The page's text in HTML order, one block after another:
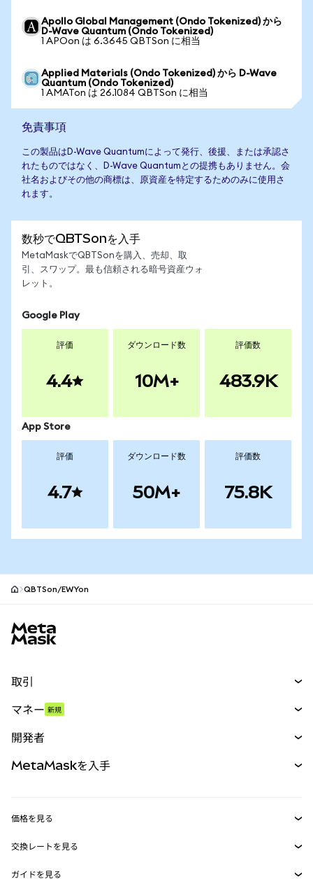
Apollo Global Management (Ondo Tokenized) から
D-Wave Quantum (Ondo Tokenized)
1 APOon は 6.3645 QBTSon に相当
Applied Materials (Ondo Tokenized) から D-Wave
Quantum (Ondo Tokenized)
1 AMATon は 26.1084 QBTSon に相当
免責事項
この製品はD-Wave Quantumによって発行、後援、または承認さ
れたものではなく、D-Wave Quantumとの提携もありません。会
社名およびその他の商標は、原資産を特定するためのみに使用さ
れます。
数秒でQBTSonを入手
MetaMaskでQBTSonを購入、売却、取
引、スワップ。最も信頼される暗号資産ウォ
レット。
Google Play
評価
4.4
ダウンロード数
10M+
評価数
483.9K
App Store
評価
4.7
ダウンロード数
50M+
評価数
75.8K
QBTSon/EWYon
取引
パーペチュアル
RWA
マネー 新規
開発者
MetaMask Connect
MetaMaskを入手
価格を見る
イーサリアムの価格
Solanaの価格
交換レートを見る
ガイドを見る